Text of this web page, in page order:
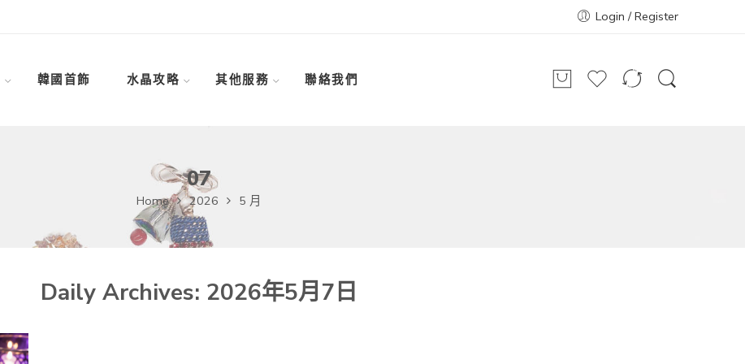
Login / Register
韓國首飾 水晶攻略 其他服務 聯絡我們
07
Home 2026 5 月
Daily Archives: 2026年5月7日